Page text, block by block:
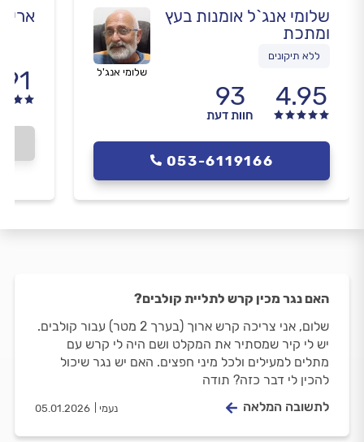
שלומי אנג`ל אומנות בעץ
ומתכת
ללא תיקונים
4.95
93
חוות דעת
שלומי אנג'ל
053-6119166
האם נגר מכין קרש לתליית קולבים?
שלום, אני צריכה קרש ארוך (בערך 2 מטר) עבור קולבים.
יש לי קיר שמסתיר את המקלט ושם היה לי קרש עם
מתלים למעילים ולכל מיני חפצים. האם יש נגר שיכול
להכין לי דבר כזה? תודה
נעמי 05.01.2026 לתשובה המלאה